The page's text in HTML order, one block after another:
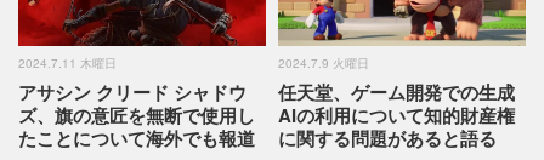
2024.7.11 木曜日
アサシン クリード シャドウ
ズ、旗の意匠を無断で使用し
たことについて海外でも報道
2024.7.9 火曜日
任天堂、ゲーム開発での生成
AIの利用について知的財産権
に関する問題があると語る